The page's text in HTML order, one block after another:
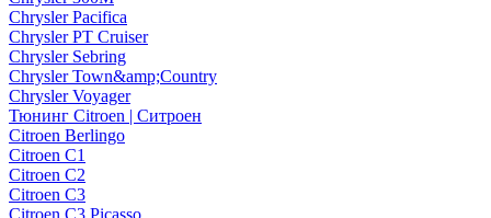
Chrysler Pacifica
Chrysler PT Cruiser
Chrysler Sebring
Chrysler Town&amp;Country
Chrysler Voyager
Тюнинг Citroen | Ситроен
Citroen Berlingo
Citroen C1
Citroen C2
Citroen C3
Citroen C3 Picasso